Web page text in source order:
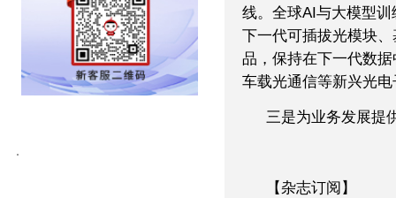
线。全球AI与大模型
下一代可插拔光模块
品，保持在下一代数
车载光通信等新兴光
三是为业务发展提
【杂志订阅】